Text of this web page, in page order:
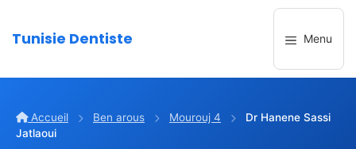
contenu
Tunisie Dentiste Menu
Accueil Ben arous Mourouj 4
Dr Hanene Sassi
Jatlaoui